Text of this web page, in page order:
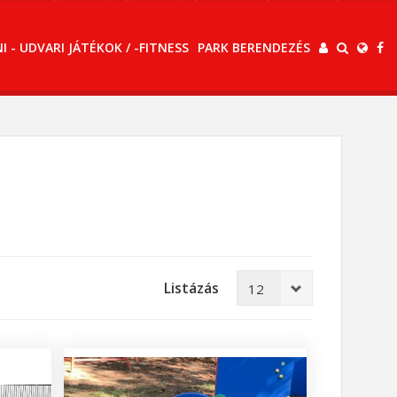
- UDVARI JÁTÉKOK / -FITNESS PARK BERENDEZÉS
Listázás